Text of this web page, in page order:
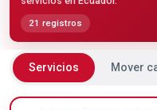
21 registros
Servicios Mover